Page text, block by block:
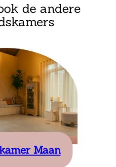
de andere
Maan